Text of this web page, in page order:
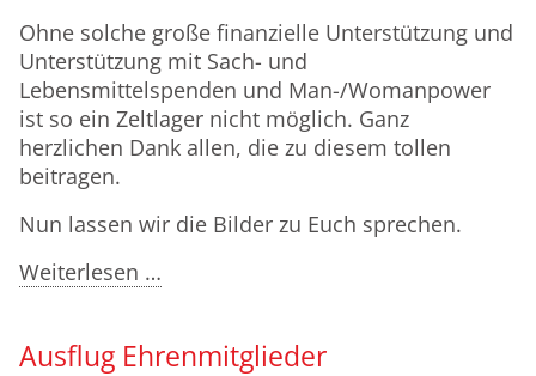
Ohne solche große finanzielle Unterstützung und
Unterstützung mit Sach- und
Lebensmittelspenden und Man-/Womanpower
ist so ein Zeltlager nicht möglich. Ganz
herzlichen Dank allen, die zu diesem tollen
beitragen.
Nun lassen wir die Bilder zu Euch sprechen.
Weiterlesen …
Ausflug Ehrenmitglieder